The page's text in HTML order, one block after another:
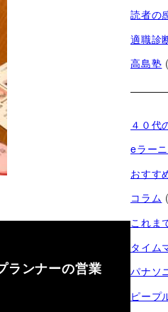
ランナーの営業
読者の
適職診
高島塾
４０代
eラー
おすす
コラム
これま
タイム
パナソ
ピープ